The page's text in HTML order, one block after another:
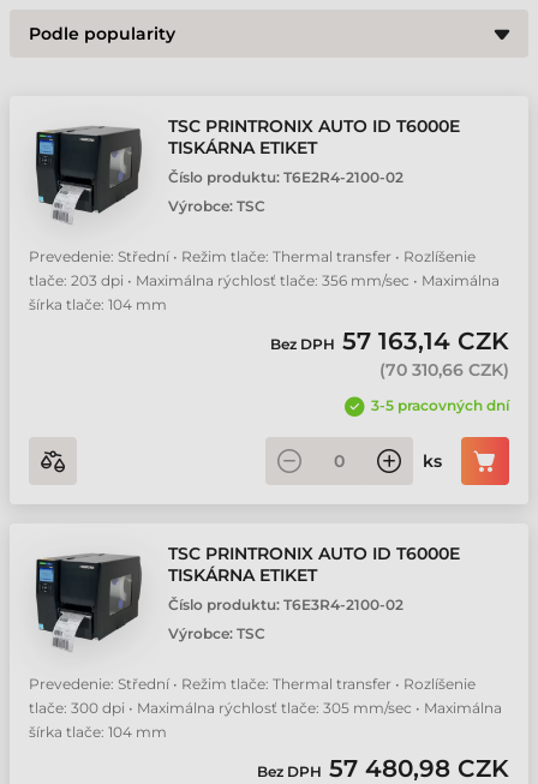
TSC PRINTRONIX AUTO ID T6000E
TISKÁRNA ETIKET
Číslo produktu: T6E2R4-2100-02
Výrobce: TSC
Prevedenie: Střední • Režim tlače: Thermal transfer • Rozlíšenie
tlače: 203 dpi • Maximálna rýchlosť tlače: 356 mm/sec • Maximálna
šírka tlače: 104 mm
Bez DPH 57 163,14 CZK
(70 310,66 CZK)
3-5 pracovných dní
ks
TSC PRINTRONIX AUTO ID T6000E
TISKÁRNA ETIKET
Číslo produktu: T6E3R4-2100-02
Výrobce: TSC
Prevedenie: Střední • Režim tlače: Thermal transfer • Rozlíšenie
tlače: 300 dpi • Maximálna rýchlosť tlače: 305 mm/sec • Maximálna
šírka tlače: 104 mm
Bez DPH 57 480,98 CZK